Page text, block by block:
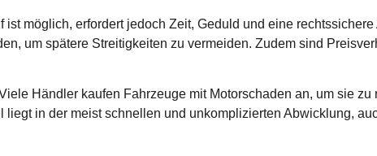
möglich, erfordert jedoch Zeit, Geduld und eine
um spätere Streitigkeiten zu vermeiden. Zudem sind
Händler kaufen Fahrzeuge mit Motorschaden an, um sie zu
in der meist schnellen und unkomplizierten Abwicklung,